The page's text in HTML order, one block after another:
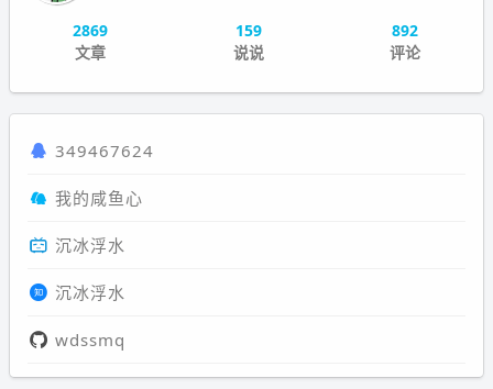
2869
文章
159
说说
892
评论
349467624
我的咸鱼心
沉冰浮水
沉冰浮水
wdssmq